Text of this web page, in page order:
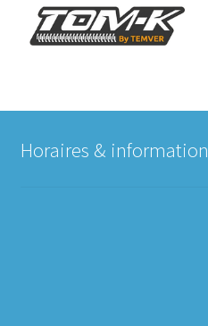
Horaires & information